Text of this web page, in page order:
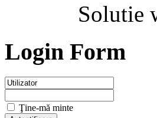
Solutie
Login Form
Ţine-mă minte